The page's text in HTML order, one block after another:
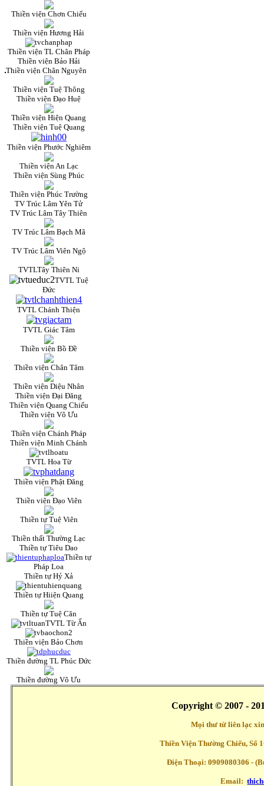
Thiền viện Chơn Chiếu
Thiền viện Hương Hải
Thiền viện TL Chân Pháp
Thiền viện Bảo Hải
Thiền viện Chân Nguyên
Thiền viện Tuệ Thông
Thiền viện Đạo Huệ
Thiền viện Hiện Quang
Thiền viện Tuệ Quang
Thiền viện Phước Nghiêm
Thiền viện An Lạc
Thiền viện Sùng Phúc
Thiền viện Phúc Trường
TV Trúc Lâm Yên Tử
TV Trúc Lâm Tây Thiên
TV Trúc Lâm Bạch Mã
TV Trúc Lâm Viên Ngộ
TVTLTây Thiên Ni
TVTL Tuệ
Đức
TVTL Chánh Thiện
TVTL Giác Tâm
Thiền viện Bồ Đề
Thiền viện Chân Tâm
Thiền viện Diệu Nhân
Thiền viện Đại Đăng
Thiền viện Quang Chiếu
Thiền viện Vô Ưu
Thiền viện Chánh Pháp
Thiền viện Minh Chánh
TVTL Hoa Từ
Thiền viện Phật Đăng
Thiền viện Đạo Viên
Thiền tự Tuệ Viên
Thiền thất Thường Lạc
Thiền tự Tiêu Dao
Thiền tự
Pháp Loa
Thiền tự Hỷ Xả
Thiền tự Hiiện Quang
Thiền tự Tuệ Căn
TVTL Từ Ấn
Thiền viện Bảo Chơn
Thiền đường TL Phúc Đức
Thiền đường Vô Ưu
Copyright © 2007 -
Mọi thư từ liên lạc
Thiền Viện Thường Chiếu, Số
Điện Thoại: 0909080306 -
Email: